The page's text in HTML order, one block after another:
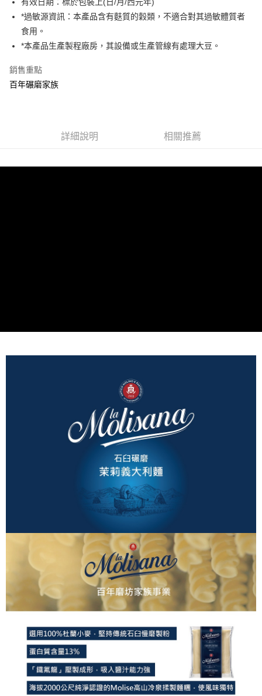
宅配
每筆NT$90，滿NT$699(含以上)免運費
*過敏源資訊：本產品含有麩質的穀類，不適合對其過敏體質者
食用。
*本產品生產製程廠房，其設備或生產管線有處理大豆。
銷售重點
百年碾磨家族
詳細說明 相關推薦